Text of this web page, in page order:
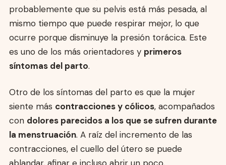
probablemente que su pelvis está más pesada, al
mismo tiempo que puede respirar mejor, lo que
ocurre porque disminuye la presión torácica. Este
es uno de los más orientadores y primeros
síntomas del parto.
Otro de los síntomas del parto es que la mujer
siente más contracciones y cólicos, acompañados
con dolores parecidos a los que se sufren durante
la menstruación. A raíz del incremento de las
contracciones, el cuello del útero se puede